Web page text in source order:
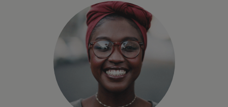
Los beneficios, servicios, recompensas y el
poder adquisitivo que te acompañan
donde vives y a donde vayas.
Saber más